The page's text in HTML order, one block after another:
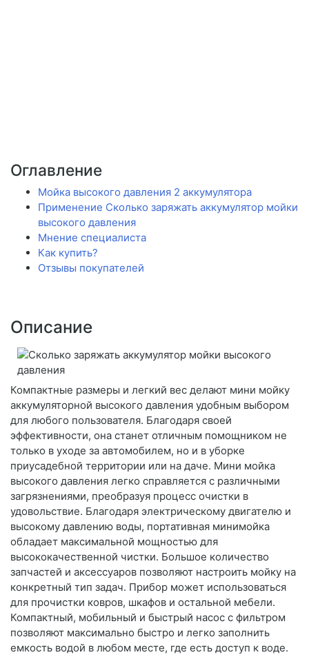
Оглавление
Мойка высокого давления 2 аккумулятора
Применение Сколько заряжать аккумулятор мойки
высокого давления
Мнение специалиста
Как купить?
Отзывы покупателей
Описание
Компактные размеры и легкий вес делают мини мойку
аккумуляторной высокого давления удобным выбором
для любого пользователя. Благодаря своей
эффективности, она станет отличным помощником не
только в уходе за автомобилем, но и в уборке
приусадебной территории или на даче. Мини мойка
высокого давления легко справляется с различными
загрязнениями, преобразуя процесс очистки в
удовольствие. Благодаря электрическому двигателю и
высокому давлению воды, портативная минимойка
обладает максимальной мощностью для
высококачественной чистки. Большое количество
запчастей и аксессуаров позволяют настроить мойку на
конкретный тип задач. Прибор может использоваться
для прочистки ковров, шкафов и остальной мебели.
Компактный, мобильный и быстрый насос с фильтром
позволяют максимально быстро и легко заполнить
емкость водой в любом месте, где есть доступ к воде.